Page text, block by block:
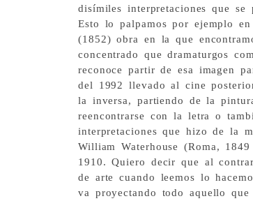
disímiles interpretaciones que se
Esto lo palpamos por ejemplo
(1852) obra en la que
concentrado que dramaturgos
reconoce partir de esa imagen
del 1992 llevado al cine
la inversa, partiendo de la
reencontrarse con la letra o
interpretaciones que hizo de la
William Waterhouse (Roma,
1910. Quiero decir que al
de arte cuando leemos lo
va proyectando todo aquello